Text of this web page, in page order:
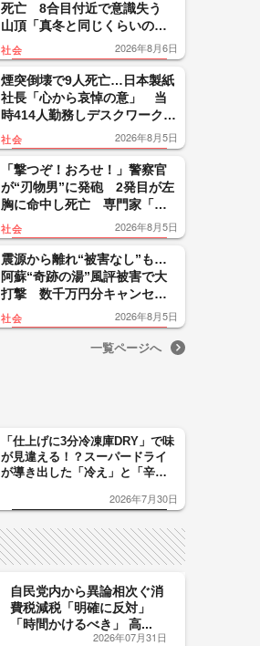
死亡 8合目付近で意識失う
山頂「真冬と同じくらいの気
温」 相次ぐ事故を防ぐ備え
は
社会 2026年8月6日
煙突倒壊で9人死亡…日本製紙
社長「心から哀悼の意」 当
時414人勤務しデスクワーク中
の犠牲者も 令和8年熊本地震
社会 2026年8月5日
「撃つぞ！おろせ！」警察官
が“刃物男”に発砲 2発目が左
胸に命中し死亡 専門家「適
正な使用」 大阪・河内長野
市
社会 2026年8月5日
震源から離れ“被害なし”も…
阿蘇“奇跡の湯”風評被害で大
打撃 数千万円分キャンセル
に「頑張ってきたけどモチベ
ーション保つのが難しい」
社会 2026年8月5日
一覧ページへ
「仕上げに3分冷凍庫DRY」で味
が見違える！？スーパードライ
が導き出した「冷え」と「辛
した「辛口カーブ」が飲み頃の
2026年7月30日
自民党内から異論相次ぐ消
費税減税「明確に反対」
「時間かけるべき」 高...
2026年07月31日